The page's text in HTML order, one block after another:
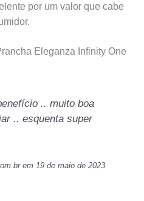
por um valor que cabe
Eleganza Infinity One
.. muito boa
.. esquenta super
em 19 de maio de 2023